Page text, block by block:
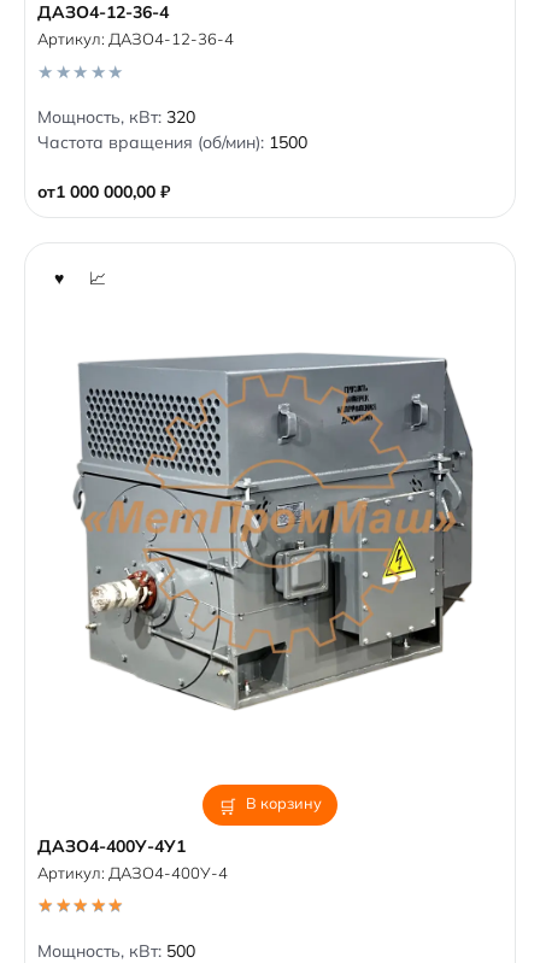
ДАЗО4-12-36-4
от1 000 000,00 ₽
Артикул: ДАЗО4-12-36-4
0
o
u
f
5
Мощность, кВт: 320
Частота вращения (об/мин): 1500
В корзину
ДАЗО4-400У-4У1
Артикул: ДАЗО4-400У-4
5.00 out of 5
Мощность, кВт: 500